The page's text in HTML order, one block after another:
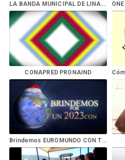
LA BANDA MUNICIPAL DE LINARES
CONAPRED PRONAIND
Brindemos EUROMUNDO CON TRAVELING